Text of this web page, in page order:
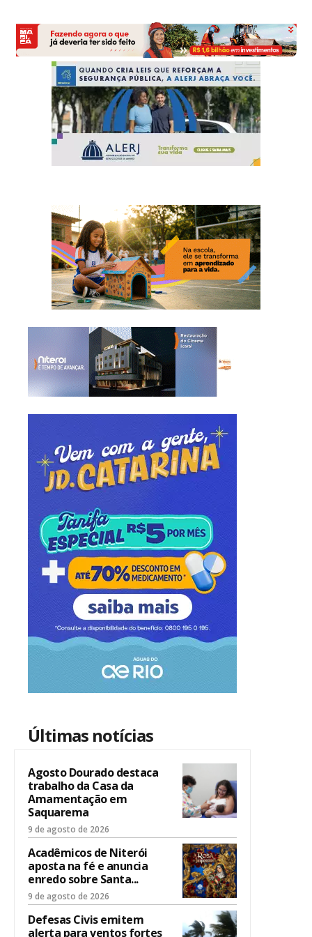
Últimas notícias
Agosto Dourado destaca
trabalho da Casa da
Amamentação em
Saquarema
9 de agosto de 2026
Acadêmicos de Niterói
aposta na fé e anuncia
enredo sobre Santa...
9 de agosto de 2026
Defesas Civis emitem
alerta para ventos fortes